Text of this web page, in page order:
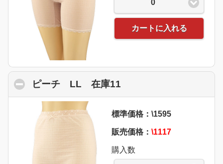
0
カートに入れる
ピーチ LL 在庫11
標準価格：\1595
販売価格： \1117
購入数